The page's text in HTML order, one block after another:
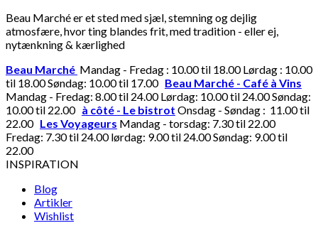
Beau Marché er et sted med sjæl, stemning og dejlig
atmosfære, hvor ting blandes frit, med tradition - eller ej,
nytænkning & kærlighed
Beau Marché Mandag - Fredag : 10.00 til 18.00 Lørdag : 10.00
til 18.00 Søndag: 10.00 til 17.00 Beau Marché - Café à Vins
Mandag - Fredag: 8.00 til 24.00 Lørdag: 10.00 til 24.00 Søndag:
10.00 til 22.00 à côté - Le bistrot Onsdag - Søndag : 11.00 til
22.00 Les Voyageurs Mandag - torsdag: 7.30 til 22.00
Fredag: 7.30 til 24.00 lørdag: 9.00 til 24.00 Søndag: 9.00 til
22.00
INSPIRATION
Blog
Artikler
Wishlist